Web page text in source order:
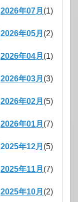
2026年07月 (1)
2026年05月 (2)
2026年04月 (1)
2026年03月 (3)
2026年02月 (5)
2026年01月 (7)
2025年12月 (5)
2025年11月 (7)
2025年10月 (2)